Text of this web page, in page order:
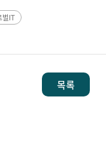
벌IT
목록